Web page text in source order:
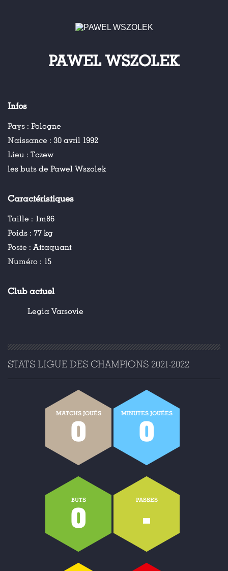
PAWEL WSZOLEK
Infos
Pays : Pologne
Naissance : 30 avril 1992
Lieu : Tczew
les buts de Pawel Wszolek
Caractéristiques
Taille : 1m86
Poids : 77 kg
Poste : Attaquant
Numéro : 15
Club actuel
Legia Varsovie
STATS LIGUE DES CHAMPIONS 2021-2022
MATCHS JOUÉS
0
MINUTES JOUÉES
0
BUTS
0
PASSES
-